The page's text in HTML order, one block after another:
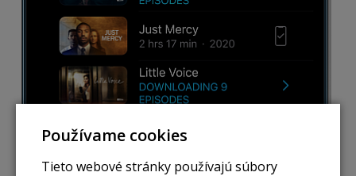
Používame cookies
Tieto webové stránky používajú súbory